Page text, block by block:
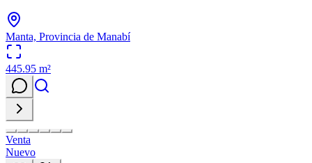
Manta, Provincia de Manabí
445.95 m²
Venta
Nuevo